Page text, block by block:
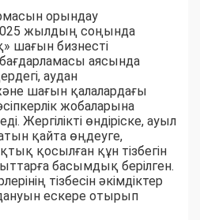
орындау
жылдың соңында
шағын бизнесті
аясында
аудан
шағын қалалардағы
жобаларына
Жергілікті өндіріске, ауыл
қайта өңдеуге,
қосылған құн тізбегін
басымдық берілген.
тізбесін әкімдіктер
ескере отырып